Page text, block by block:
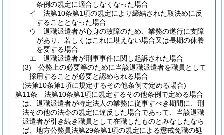
条例の規定に適合しなくなった場合
イ
法第10条第1項の規定により締結された取決めに反
することとなった場合
ウ
退職派遣者が心身の故障のため、業務の遂行に支障
があり、若しくはこれに堪えない場合又は長期の休養
を要する場合
エ
退職派遣者が刑事事件に関し起訴された場合
(3)
公務上の必要等のために当該退職派遣者を職員として
採用することが必要と認められる場合
(法第10条第1項に規定するその他条例で定める場合)
第11条
法第10条第1項に規定するその他条例で定める場合
は、退職派遣者が特定法人の業務に従事すべき期間に、刑
法その他の法令の規定に違反した場合であって、当該退職
派遣者が引き続き職員として在職したものとみなしたなら
ば、地方公務員法第29条第1項の規定による懲戒免職の処